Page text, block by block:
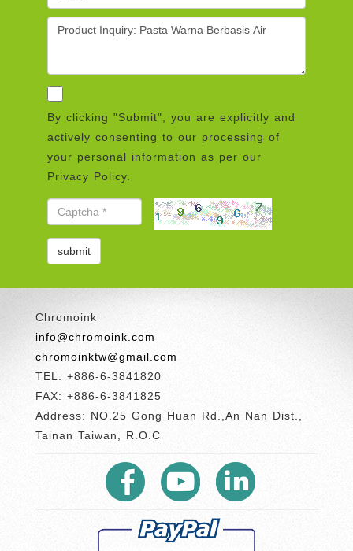
By clicking "Submit", you are explicitly and
actively consenting to our processing of
your personal information as per our
Privacy Policy.
Chromoink
info@chromoink.com
chromoinktw@gmail.com
TEL: +886-6-3841820
FAX: +886-6-3841825
Address: NO.25 Gong Huan Rd.,An Nan Dist.,
Tainan Taiwan, R.O.C